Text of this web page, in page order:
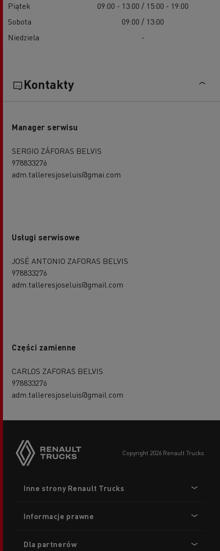
Piątek
09:00 - 13:00 / 15:00 - 19:00
Sobota
09:00 / 13:00
Niedziela
-
Kontakty
Manager serwisu
SERGIO ZÁFORAS BELVIS
978833276
adm.talleresjoseluis@gmai.com
Usługi serwisowe
JOSÉ ANTONIO ZAFORAS BELVIS
978833276
adm.talleresjoseluis@gmail.com
Części zamienne
CARLOS ZAFORAS BELVIS
978833276
adm.talleresjoseluis@gmail.com
copyright 2026 Renault Trucks
menu
Inne strony Renault Trucks
Informacje prawne
Dla partnerów